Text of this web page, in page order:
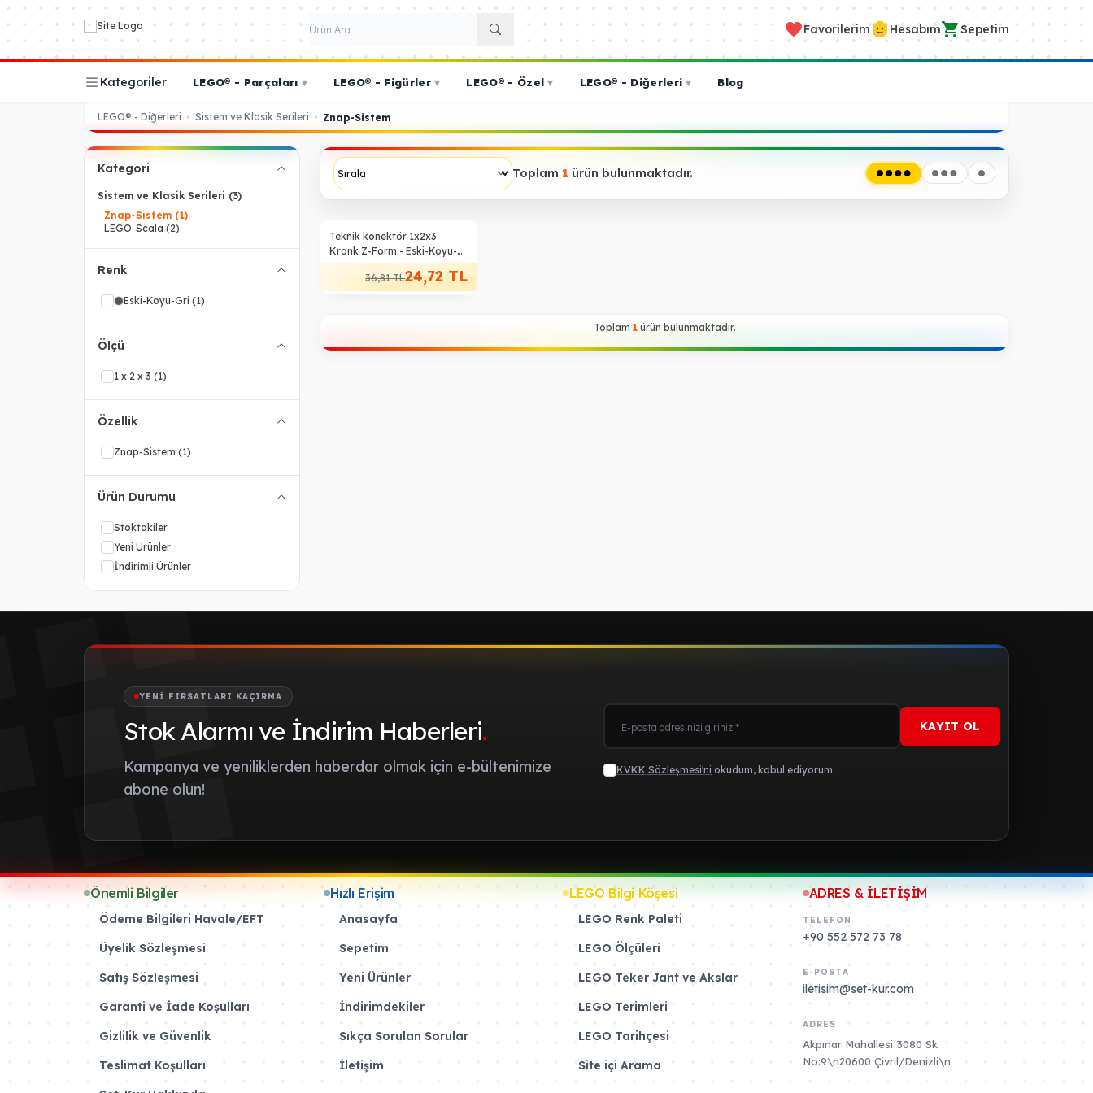
Favorilerim Hesabım Sepetim
Kategoriler LEGO® - Parçaları ▾ LEGO® - Figürler ▾ LEGO® - Özel ▾ LEGO® - Diğerleri ▾ Blog
LEGO® - Diğerleri • Sistem ve Klasik Serileri • Znap-Sistem
Kategori
Sistem ve Klasik Serileri (3)
Znap-Sistem (1)
LEGO-Scala (2)
Renk
Eski-Koyu-Gri (1)
Ölçü
1 x 2 x 3 (1)
Özellik
Znap-Sistem (1)
Ürün Durumu
Stoktakiler
Yeni Ürünler
İndirimli Ürünler
Toplam 1 ürün bulunmaktadır.
%33
Teknik konektör 1x2x3
Krank Z-Form - Eski-Koyu-
Gri
36,81TL24,72 TL
Toplam 1ürün bulunmaktadır.
YENI FIRSATLARI KAÇIRMA
Stok Alarmı ve İndirim Haberleri.
Kampanya ve yeniliklerden haberdar olmak için e-bültenimize
abone olun!
KAYIT OL
KVKK Sözleşmesi'ni okudum, kabul ediyorum.
Önemli Bilgiler
Ödeme Bilgileri Havale/EFT
Üyelik Sözleşmesi
Satış Sözleşmesi
Garanti ve İade Koşulları
Gizlilik ve Güvenlik
Teslimat Koşulları
Hızlı Erişim
Anasayfa
Sepetim
Yeni Ürünler
İndirimdekiler
Sıkça Sorulan Sorular
İletişim
LEGO Bilgi Köşesi
LEGO Renk Paleti
LEGO Ölçüleri
LEGO Teker Jant ve Akslar
LEGO Terimleri
LEGO Tarihçesi
Site içi Arama
ADRES & İLETİŞİM
TELEFON
+90 552 572 73 78
E-POSTA
iletisim@set-kur.com
ADRES
Akpınar Mahallesi 3080 Sk
No:9\n20600 Çivril/Denizli\n